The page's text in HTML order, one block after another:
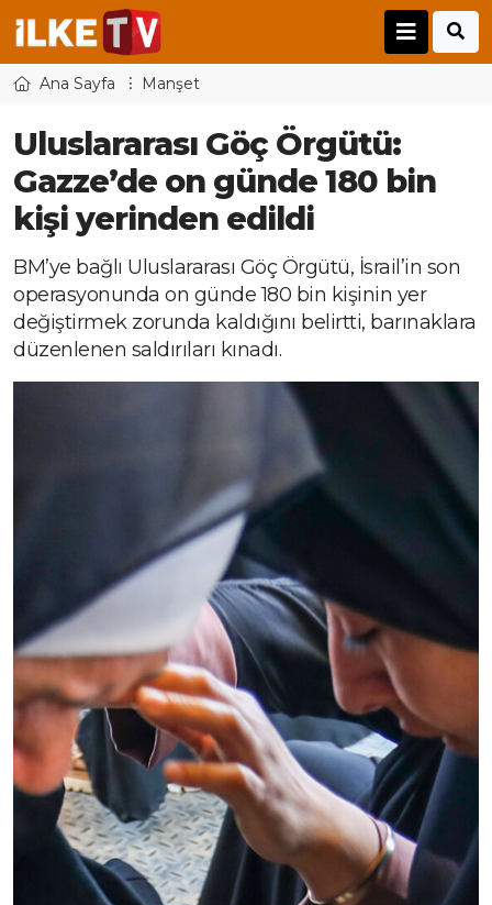
Ana Sayfa Manşet
Uluslararası Göç Örgütü:
Gazze’de on günde 180 bin
kişi yerinden edildi
BM’ye bağlı Uluslararası Göç Örgütü, İsrail’in son
operasyonunda on günde 180 bin kişinin yer
değiştirmek zorunda kaldığını belirtti, barınaklara
düzenlenen saldırıları kınadı.